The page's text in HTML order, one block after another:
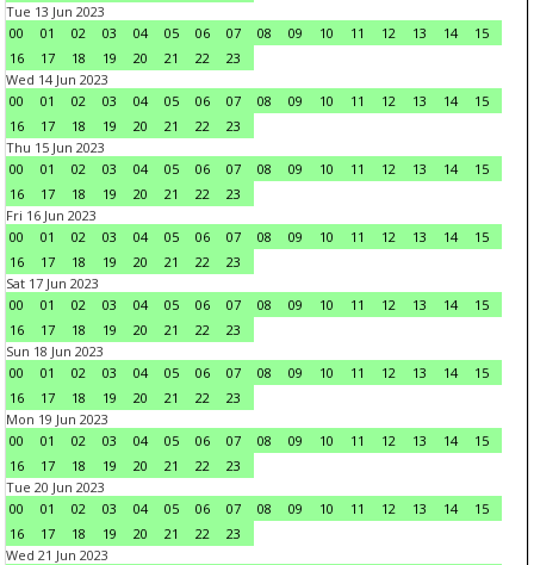
Tue 13 Jun 2023
00
01 02 03 04 05 06 07 08 09 10 11 12 13 14
15
16
17 18 19 20 21 22
23
Wed 14 Jun 2023
00
01 02 03 04 05 06 07 08 09 10 11 12 13 14
15
16
17 18 19 20 21 22
23
Thu 15 Jun 2023
00
01 02 03 04 05 06 07 08 09 10 11 12 13 14
15
16
17 18 19 20 21 22
23
Fri 16 Jun 2023
00
01 02 03 04 05 06 07 08 09 10 11 12 13 14
15
16
17 18 19 20 21 22
23
Sat 17 Jun 2023
00
01 02 03 04 05 06 07 08 09 10 11 12 13 14
15
16
17 18 19 20 21 22
23
Sun 18 Jun 2023
00
01 02 03 04 05 06 07 08 09 10 11 12 13 14
15
16
17 18 19 20 21 22
23
Mon 19 Jun 2023
00
01 02 03 04 05 06 07 08 09 10 11 12 13 14
15
16
17 18 19 20 21 22
23
Tue 20 Jun 2023
00
01 02 03 04 05 06 07 08 09 10 11 12 13 14
15
16
17 18 19 20 21 22
23
Wed 21 Jun 2023